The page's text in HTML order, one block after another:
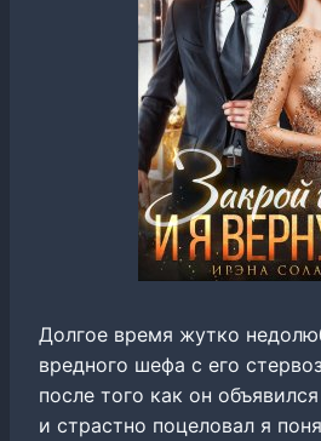
Долгое время жутко
вредного шефа с его
после того как он
и страстно поцеловал я